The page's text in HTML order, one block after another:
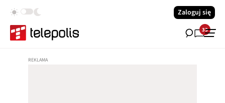
Zaloguj się
33